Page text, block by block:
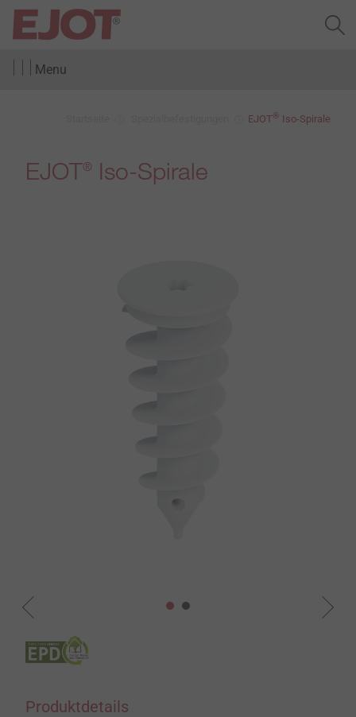
Menu
EJOT® Iso-Spirale
EJOT® Iso-Spirale
Produktdetails